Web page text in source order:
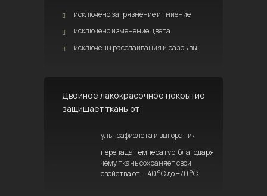
исключено загрязнение и гниение
исключено изменение цвета
исключены расслаивания и разрывы
Двойное лакокрасочное покрытие
защищает ткань от:
ультрафиолета и выгорания
перепада температур, благодаря
чему ткань сохраняет свои
свойства от — 40 °C до +70 °C